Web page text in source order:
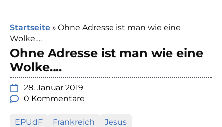
Startseite » Ohne Adresse ist man wie eine
Wolke….
Ohne Adresse ist man wie eine
Wolke….
28. Januar 2019
0 Kommentare
EPUdF Frankreich
Jesus